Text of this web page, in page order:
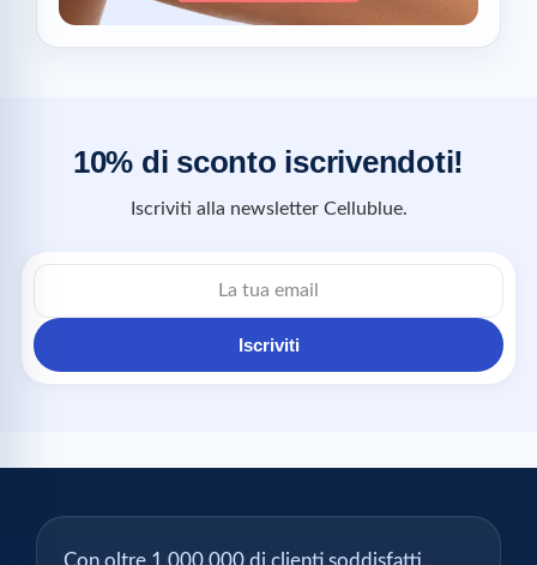
10% di sconto iscrivendoti!
Iscriviti alla newsletter Cellublue.
Iscriviti
Con oltre 1.000.000 di clienti soddisfatti,